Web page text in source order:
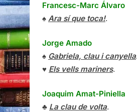
Francesc-Marc Álvaro
♠ Ara sí que toca!.
Jorge Amado
♠ Gabriela, clau i canyella.
♥ Els vells mariners.
Joaquim Amat-Piniella
♣ La clau de volta.